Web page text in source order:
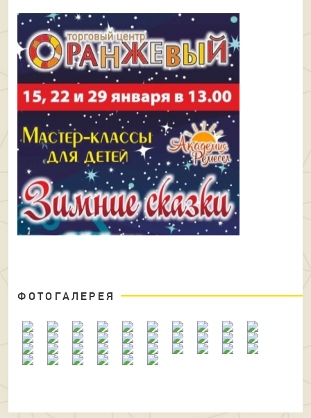
ФОТОГАЛЕРЕЯ